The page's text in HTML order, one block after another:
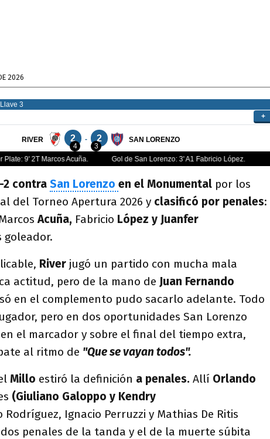
2026
2 contra San Lorenzo en el Monumental por los
del Torneo Apertura 2026 y clasificó por penales:
Acuña, Fabricio López y Juanfer
goleador.
River jugó un partido con mucha mala
actitud, pero de la mano de Juan Fernando
en el complemento pudo sacarlo adelante. Todo
pero en dos oportunidades San Lorenzo
el marcador y sobre el final del tiempo extra,
al ritmo de "Que se vayan todos".
Millo estiró la definición a penales. Allí Orlando
(Giuliano Galoppo y Kendry
Rodríguez, Ignacio Perruzzi y Mathias De Ritis
penales de la tanda y el de la muerte súbita